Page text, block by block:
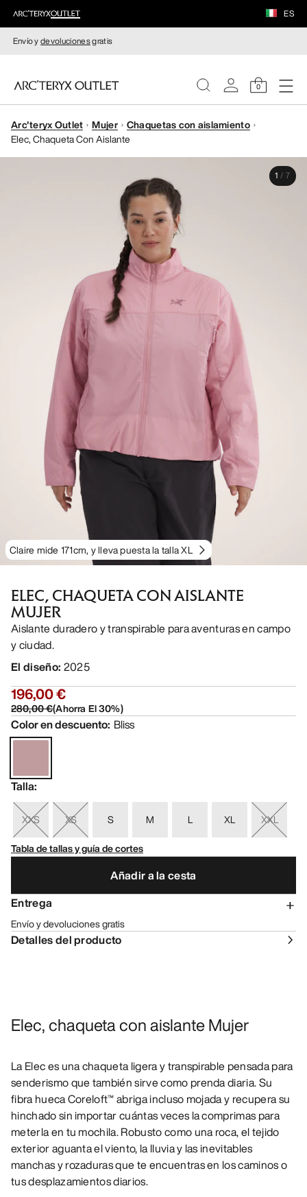
ES
Envío ydevolucionesgratis
0
MUJERE
Arc'teryx Outlet Mujer
Chaquetas con aislamiento
Elec, Chaqueta Con Aislante
Claire mide 171cm, y lleva puesta la talla XL
1 / 7
ELEC, CHAQUETA CON AISLANTE
MUJER
Aislante duradero y transpirable para aventuras en campo
y ciudad.
El diseño: 2025
196,00 €
280,00 €(Ahorra El30%)
Color en descuento: Bliss
Talla:
XXS XS S M L XL
XXL
Tabla de tallas y guía de cortes
Añadir a la cesta
Entrega
Envío y devoluciones gratis
Detalles del producto
Elec, chaqueta con aislante Mujer
La Elec es una chaqueta ligera y transpirable pensada para
senderismo que también sirve como prenda diaria. Su
fibra hueca Coreloft™ abriga incluso mojada y recupera su
hinchado sin importar cuántas veces la comprimas para
meterla en tu mochila. Robusto como una roca, el tejido
exterior aguanta el viento, la lluvia y las inevitables
manchas y rozaduras que te encuentras en los caminos o
tus desplazamientos diarios.